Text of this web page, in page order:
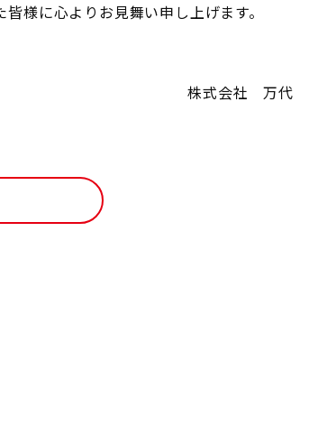
様に心よりお見舞い申し上げます。
株式会社 万代